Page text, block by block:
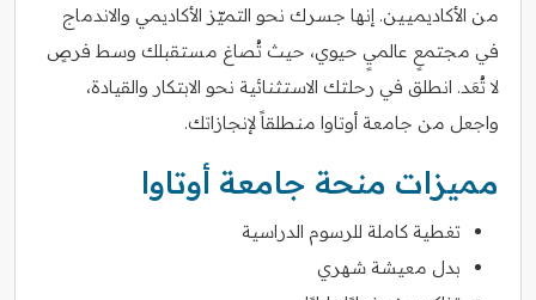
من الأكاديميين. إنها جسرك نحو التميّز الأكاديمي والاندماج
في مجتمعٍ عالميٍ حيوي، حيث تُصاغ مستقبلك وسط فرصٍ
لا تُعَد. انطلق في رحلتك الاستثنائية نحو الابتكار والقيادة،
واجعل من جامعة أوتاوا منطلقاً لإنجازاتك.
مميزات منحة جامعة أوتاوا
تغطية كاملة للرسوم الدراسية
بدل معيشة شهري